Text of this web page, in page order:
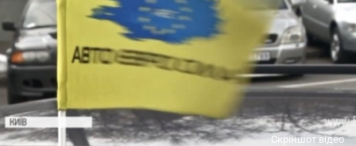
Скріншот відео